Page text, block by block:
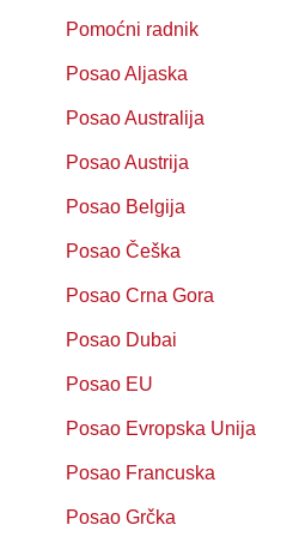
Pomoćni radnik
Posao Aljaska
Posao Australija
Posao Austrija
Posao Belgija
Posao Češka
Posao Crna Gora
Posao Dubai
Posao EU
Posao Evropska Unija
Posao Francuska
Posao Grčka